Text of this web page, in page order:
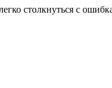
столкнуться с